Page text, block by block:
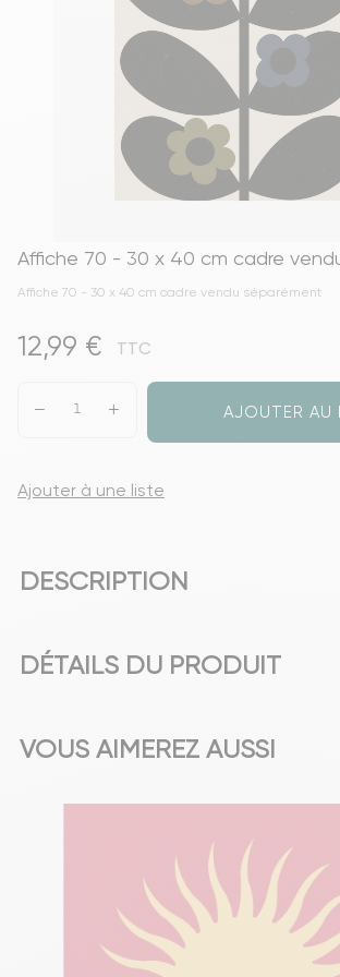
Affiche 70 - 30 x 40 cm cadre
Affiche 70 - 30 x 40 cm cadre vendu séparément
12,99 € TTC
AJOUTER AU
Ajouter à une liste
DESCRIPTION
DÉTAILS DU PRODUIT
VOUS AIMEREZ AUSSI